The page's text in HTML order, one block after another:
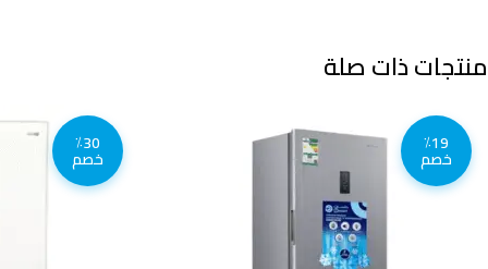
منتجات ذات صلة
٪19
خصم
٪30
خصم